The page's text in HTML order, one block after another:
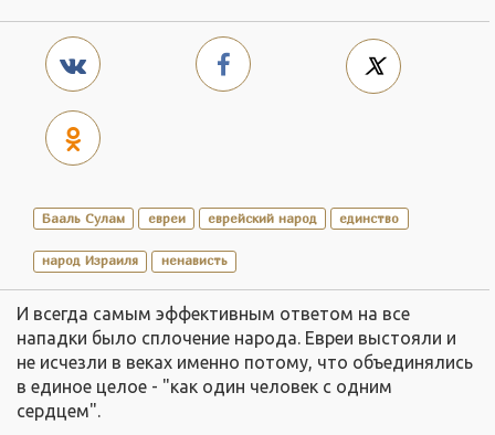
Бааль Сулам евреи еврейский народ единство
народ Израиля ненависть
И всегда самым эффективным ответом на все
нападки было сплочение народа. Евреи выстояли и
не исчезли в веках именно потому, что объединялись
в единое целое - "как один человек с одним
сердцем".